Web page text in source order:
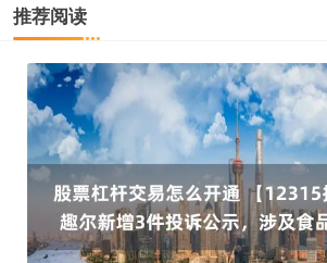
推荐阅读